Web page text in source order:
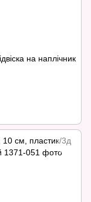
на наплічник